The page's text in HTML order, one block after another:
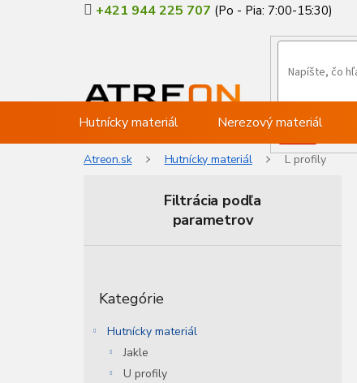
+421 944 225 707
Hutnícky materiál Nerezový materiál
Atreon.sk Hutnícky materiál L profily
Filtrácia podľa
parametrov
kategórie
Kategórie
Hutnícky materiál
Jakle
U profily